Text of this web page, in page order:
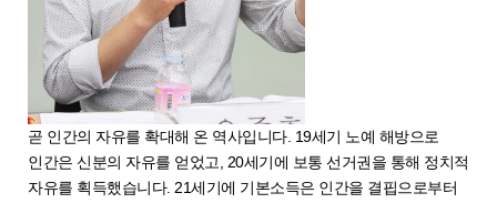
곧 인간의 자유를 확대해 온 역사입니다. 19세기 노예 해방으로
인간은 신분의 자유를 얻었고, 20세기에 보통 선거권을 통해 정치적
자유를 획득했습니다. 21세기에 기본소득은 인간을 결핍으로부터